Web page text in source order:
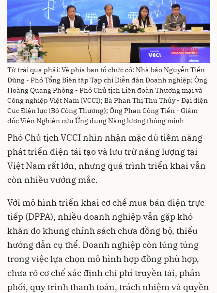
Từ trái qua phải: Về phía ban tổ chức có: Nhà báo Nguyễn Tiến
Dũng - Phó Tổng Biên tập Tạp chí Diễn đàn Doanh nghiệp; Ông
Hoàng Quang Phòng - Phó Chủ tịch Liên đoàn Thương mại và
Công nghiệp Việt Nam (VCCI); Bà Phan Thị Thu Thủy - Đại diện
Cục Điện lực (Bộ Công Thương); Ông Phan Công Tiến - Giám
đốc Viện Nghiên cứu Ứng dụng Năng lượng thông minh
Phó Chủ tịch VCCI nhìn nhận mặc dù tiềm năng
phát triển điện tái tạo và lưu trữ năng lượng tại
Việt Nam rất lớn, nhưng quá trình triển khai vẫn
còn nhiều vướng mắc.
Với mô hình triển khai cơ chế mua bán điện trực
tiếp (DPPA), nhiều doanh nghiệp vẫn gặp khó
khăn do khung chính sách chưa đồng bộ, thiếu
hướng dẫn cụ thể. Doanh nghiệp còn lúng túng
trong việc lựa chọn mô hình hợp đồng phù hợp,
chưa rõ cơ chế xác định chi phí truyền tải, phân
phối, quy trình thanh toán, trách nhiệm và quyền